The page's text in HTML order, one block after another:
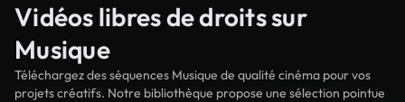
Vidéos libres de droits sur
Musique
Téléchargez des séquences Musique de qualité cinéma pour vos
projets créatifs. Notre bibliothèque propose une sélection pointue